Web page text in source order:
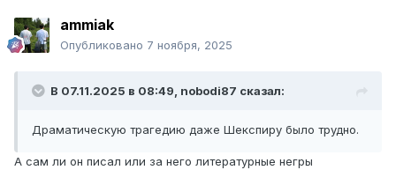
ammiak
Опубликовано 7 ноября, 2025
В 07.11.2025 в 08:49, nobodi87 сказал:
Драматическую трагедию даже Шекспиру было трудно.
А сам ли он писал или за него литературные негры